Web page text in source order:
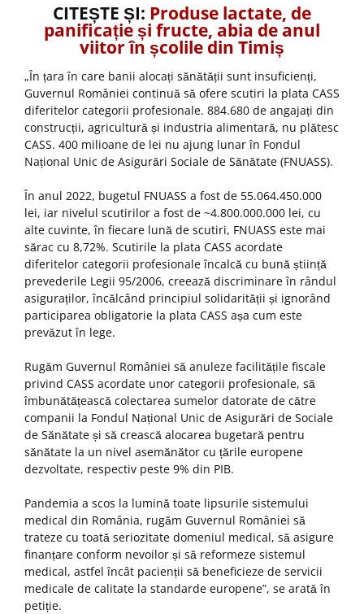
CITEȘTE ȘI: Produse lactate, de
panificație și fructe, abia de anul
viitor în școlile din Timiș
„În țara în care banii alocați sănătății sunt insuficienți,
Guvernul României continuă să ofere scutiri la plata CASS
diferitelor categorii profesionale. 884.680 de angajați din
construcții, agricultură și industria alimentară, nu plătesc
CASS. 400 milioane de lei nu ajung lunar în Fondul
Național Unic de Asigurări Sociale de Sănătate (FNUASS).
În anul 2022, bugetul FNUASS a fost de 55.064.450.000
lei, iar nivelul scutirilor a fost de ~4.800.000.000 lei, cu
alte cuvinte, în fiecare lună de scutiri, FNUASS este mai
sărac cu 8,72%. Scutirile la plata CASS acordate
diferitelor categorii profesionale încalcă cu bună știință
prevederile Legii 95/2006, creează discriminare în rândul
asiguraților, încălcând principiul solidarității și ignorând
participarea obligatorie la plata CASS așa cum este
prevăzut în lege.
Rugăm Guvernul României să anuleze facilitățile fiscale
privind CASS acordate unor categorii profesionale, să
îmbunătățească colectarea sumelor datorate de către
companii la Fondul Național Unic de Asigurări de Sociale
de Sănătate și să crească alocarea bugetară pentru
sănătate la un nivel asemănător cu țările europene
dezvoltate, respectiv peste 9% din PIB.
Pandemia a scos la lumină toate lipsurile sistemului
medical din România, rugăm Guvernul României să
trateze cu toată seriozitate domeniul medical, să asigure
finanțare conform nevoilor și să reformeze sistemul
medical, astfel încât pacienții să beneficieze de servicii
medicale de calitate la standarde europene”, se arată în
petiție.